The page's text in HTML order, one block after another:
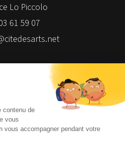
Lo Piccolo
61 59 07